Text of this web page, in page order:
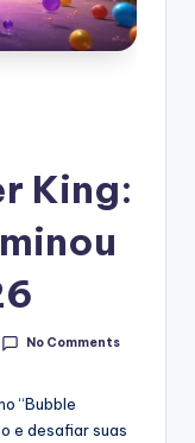
King:
No Comments
“Bubble
e desafiar suas